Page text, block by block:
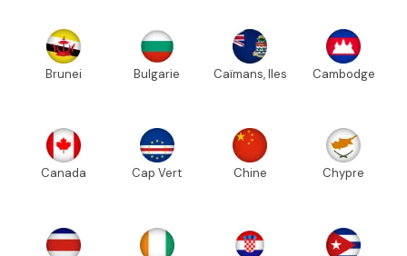
Brunei Bulgarie Caïmans, Iles Cambodge
Canada Cap Vert Chine Chypre